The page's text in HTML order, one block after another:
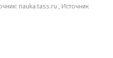
nauka.tass.ru , Источник